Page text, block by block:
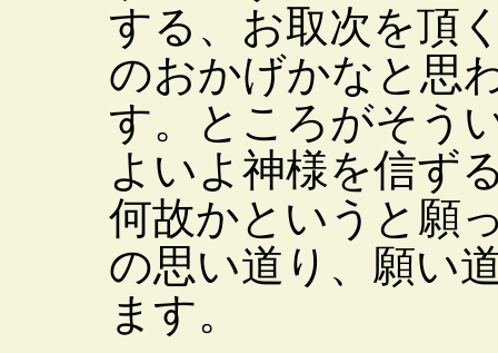
する、お取次を頂
のおかげかなと思
す。ところがそう
よいよ神様を信ず
何故かというと願
の思い道り、願い
ます。